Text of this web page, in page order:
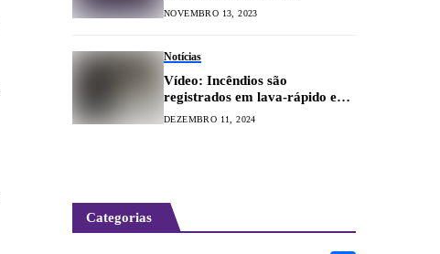
NOVEMBRO 13, 2023
Notícias
Vídeo: Incêndios são
registrados em lava-rápido e
galpão de fazenda
DEZEMBRO 11, 2024
Categorias